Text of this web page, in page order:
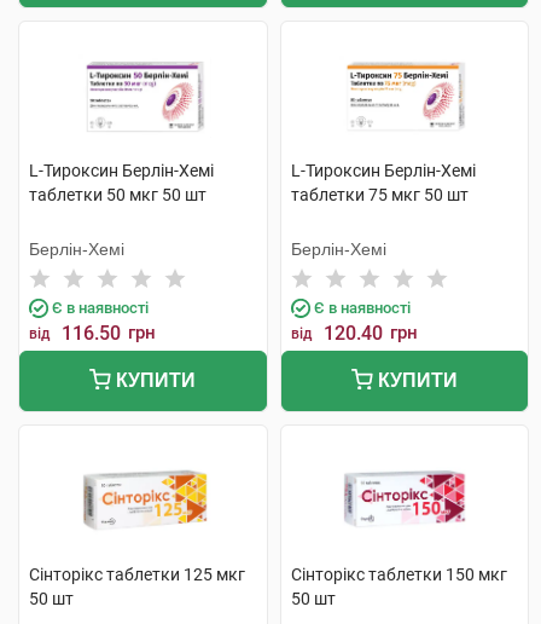
L-Тироксин Берлін-Хемі
таблетки 50 мкг 50 шт
Берлін-Хемі
Є в наявності
від 116.50 грн
КУПИТИ
L-Тироксин Берлін-Хемі
таблетки 75 мкг 50 шт
Берлін-Хемі
Є в наявності
від 120.40 грн
КУПИТИ
Сінторікс таблетки 125 мкг
50 шт
Сінторікс таблетки 150 мкг
50 шт